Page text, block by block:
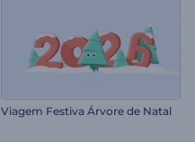
Viagem Festiva Árvore de Natal